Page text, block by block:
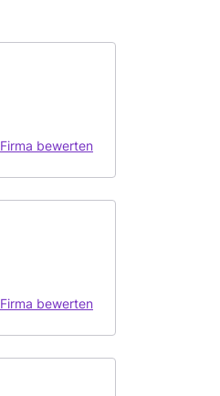
Firma bewerten
Firma bewerten